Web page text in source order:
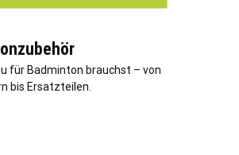
für Badminton brauchst – von
bis Ersatzteilen.